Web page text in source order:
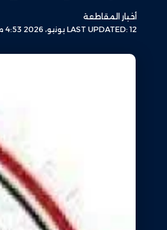
LAST UPDATED: 12 يونيو، 2026 4:53 م
أخبار المقاطعة